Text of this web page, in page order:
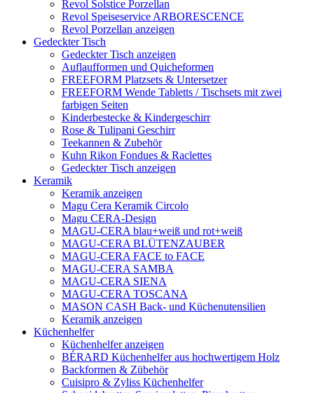
Revol Solstice Porzellan
Revol Speiseservice ARBORESCENCE
Revol Porzellan anzeigen
Gedeckter Tisch
Gedeckter Tisch anzeigen
Auflaufformen und Quicheformen
FREEFORM Platzsets & Untersetzer
FREEFORM Wende Tabletts / Tischsets mit zwei
farbigen Seiten
Kinderbestecke & Kindergeschirr
Rose & Tulipani Geschirr
Teekannen & Zubehör
Kuhn Rikon Fondues & Raclettes
Gedeckter Tisch anzeigen
Keramik
Keramik anzeigen
Magu Cera Keramik Circolo
Magu CERA-Design
MAGU-CERA blau+weiß und rot+weiß
MAGU-CERA BLÜTENZAUBER
MAGU-CERA FACE to FACE
MAGU-CERA SAMBA
MAGU-CERA SIENA
MAGU-CERA TOSCANA
MASON CASH Back- und Küchenutensilien
Keramik anzeigen
Küchenhelfer
Küchenhelfer anzeigen
BÉRARD Küchenhelfer aus hochwertigem Holz
Backformen & Zübehör
Cuisipro & Zyliss Küchenhelfer